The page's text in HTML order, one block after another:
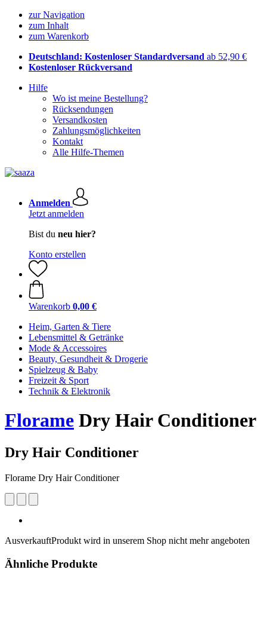
zur Navigation
zum Inhalt
zum Warenkorb
Deutschland: Kostenloser Standardversand ab 52,90 €
Kostenloser Rückversand
Hilfe
Wo ist meine Bestellung?
Rücksendungen
Versandkosten
Zahlungsmöglichkeiten
Kontakt
Alle Hilfe-Themen
Anmelden
Jetzt anmelden
Bist du neu hier?
Konto erstellen
Warenkorb 0,00 €
Heim, Garten & Tiere
Lebensmittel & Getränke
Mode & Accessoires
Beauty, Gesundheit & Drogerie
Spielzeug & Baby
Freizeit & Sport
Technik & Elektronik
Florame Dry Hair Conditioner
Dry Hair Conditioner
Florame Dry Hair Conditioner
AusverkauftProdukt wird in unserem Shop nicht mehr angeboten
Ähnliche Produkte